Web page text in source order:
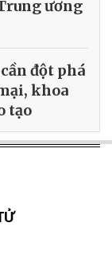
ương
đột phá
khoa
tạo